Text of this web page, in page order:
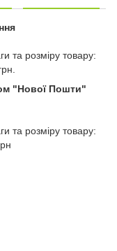
та розміру товару:
"Нової Пошти"
та розміру товару: